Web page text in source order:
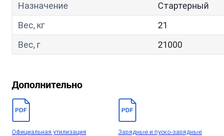
Назначение
Стартерный
Вес, кг
21
Вес, г
21000
Дополнительно
Официальная утилизация
Зарядные и пуско-зарядные